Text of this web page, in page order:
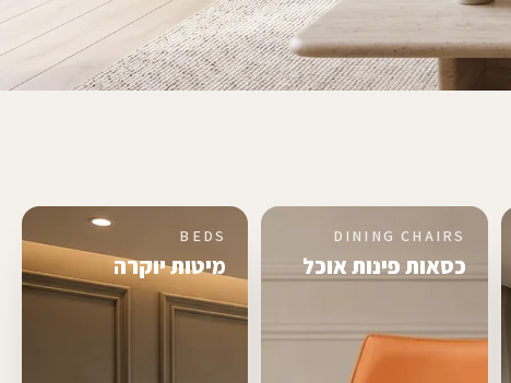
כסאות פינות אוכל מיטות יוקרה